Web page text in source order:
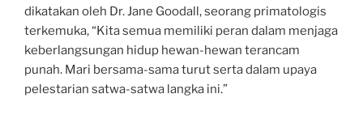
dikatakan oleh Dr. Jane Goodall, seorang primatologis
terkemuka, “Kita semua memiliki peran dalam menjaga
keberlangsungan hidup hewan-hewan terancam
punah. Mari bersama-sama turut serta dalam upaya
pelestarian satwa-satwa langka ini.”